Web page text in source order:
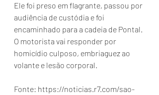
Ele foi preso em flagrante, passou por
audiência de custódia e foi
encaminhado para a cadeia de Pontal.
O motorista vai responder por
homicídio culposo, embriaguez ao
volante e lesão corporal.
Fonte: https://noticias.r7.com/sao-